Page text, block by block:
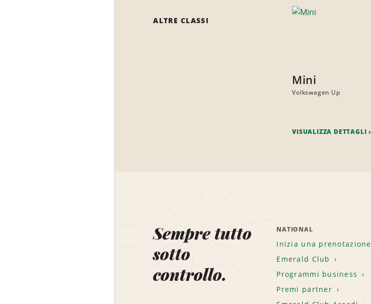
ALTRE CLASSI
Mini
Volkswagen Up
VISUALIZZA DETTAGLI
Sempre tutto
sotto
controllo.
NATIONAL
Inizia una prenotazione
Emerald Club
Programmi business
Premi partner